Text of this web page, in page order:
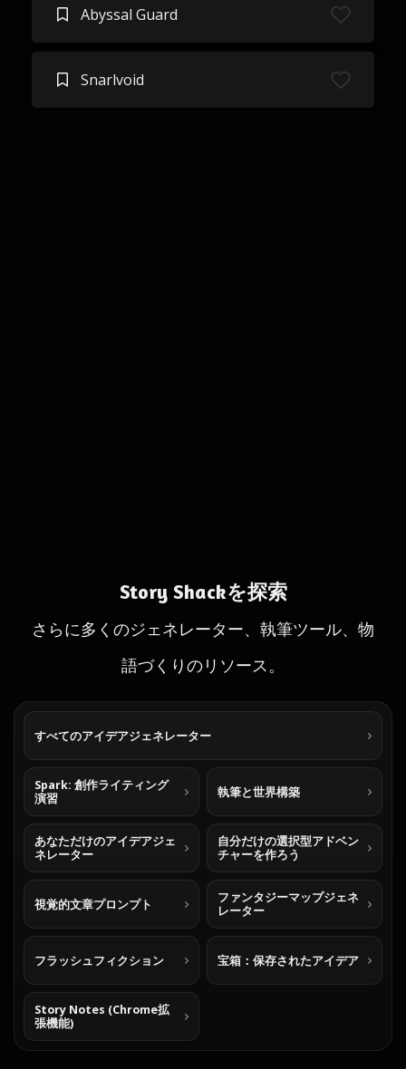
Abyssal Guard
Snarlvoid
Story Shackを探索
さらに多くのジェネレーター、執筆ツール、物
語づくりのリソース。
すべてのアイデアジェネレーター
Spark: 創作ライティング
演習
執筆と世界構築
あなただけのアイデアジェ
ネレーター
自分だけの選択型アドベン
チャーを作ろう
視覚的文章プロンプト
ファンタジーマップジェネ
レーター
フラッシュフィクション 宝箱：保存されたアイデア
Story Notes (Chrome拡
張機能)